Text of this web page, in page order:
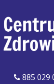
885 029